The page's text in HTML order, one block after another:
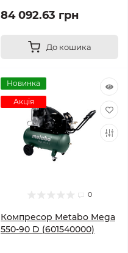
84 092.63 грн
До кошика
Новинка
Акція
0
Компресор Metabo Mega
550-90 D (601540000)